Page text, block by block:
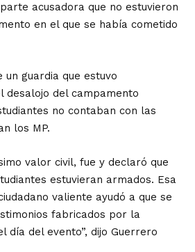
acusadora que no estuvieron
en el que se había cometido
guardia que estuvo
del campamento
no contaban con las
los MP.
valor civil, fue y declaró que
estuvieran armados. Esa
valiente ayudó a que se
fabricados por la
día del evento”, dijo Guerrero